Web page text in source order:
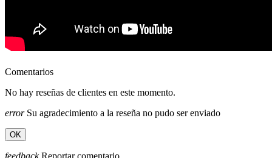
Comentarios
No hay reseñas de clientes en este momento.
errorSu agradecimiento a la reseña no pudo ser enviado
OK